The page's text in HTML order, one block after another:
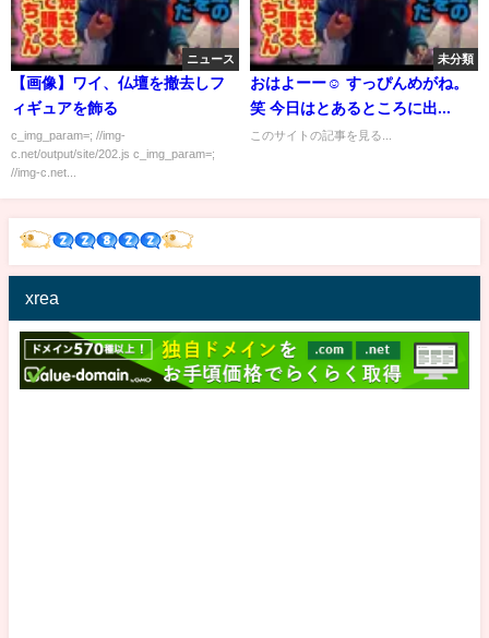
ニュース
【画像】ワイ、仏壇を撤去しフ
ィギュアを飾る
c_img_param=; //img-
c.net/output/site/202.js c_img_param=;
//img-c.net...
未分類
おはよーー☺️ すっぴんめがね。
笑 今日はとあるところに出...
このサイトの記事を見る...
xrea